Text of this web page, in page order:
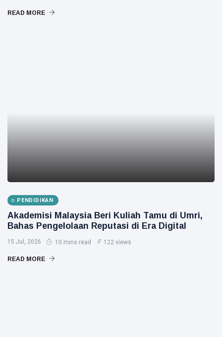
READ MORE
PENDIDIKAN
Akademisi Malaysia Beri Kuliah Tamu di Umri,
Bahas Pengelolaan Reputasi di Era Digital
15 Jul, 2026 10 mins read 122 views
READ MORE